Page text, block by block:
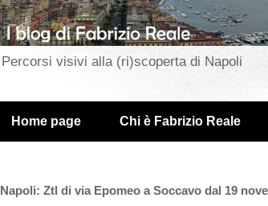
Percorsi visivi alla (ri)scoperta di Napoli
Home page Chi è Fabrizio Reale
Napoli: Ztl di via Epomeo a Soccavo dal 19